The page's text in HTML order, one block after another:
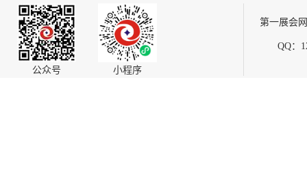
公众号 小程序
第一展会
QQ：